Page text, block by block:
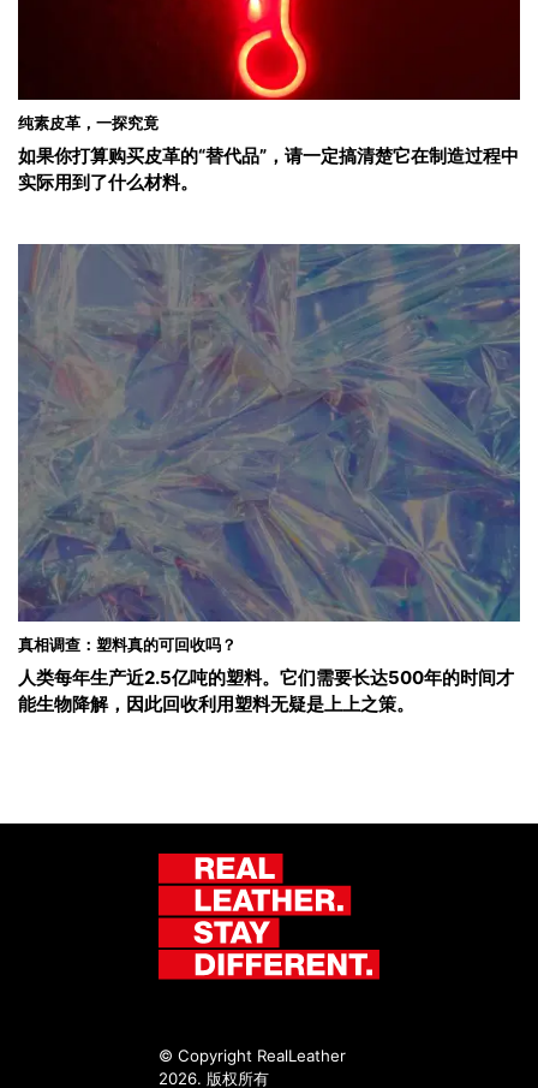
纯素皮革，一探究竟
如果你打算购买皮革的“替代品”，请一定搞清楚它在制造过程中
实际用到了什么材料。
真相调查：塑料真的可回收吗？
人类每年生产近2.5亿吨的塑料。它们需要长达500年的时间才
能生物降解，因此回收利用塑料无疑是上上之策。
© Copyright RealLeather
2026. 版权所有